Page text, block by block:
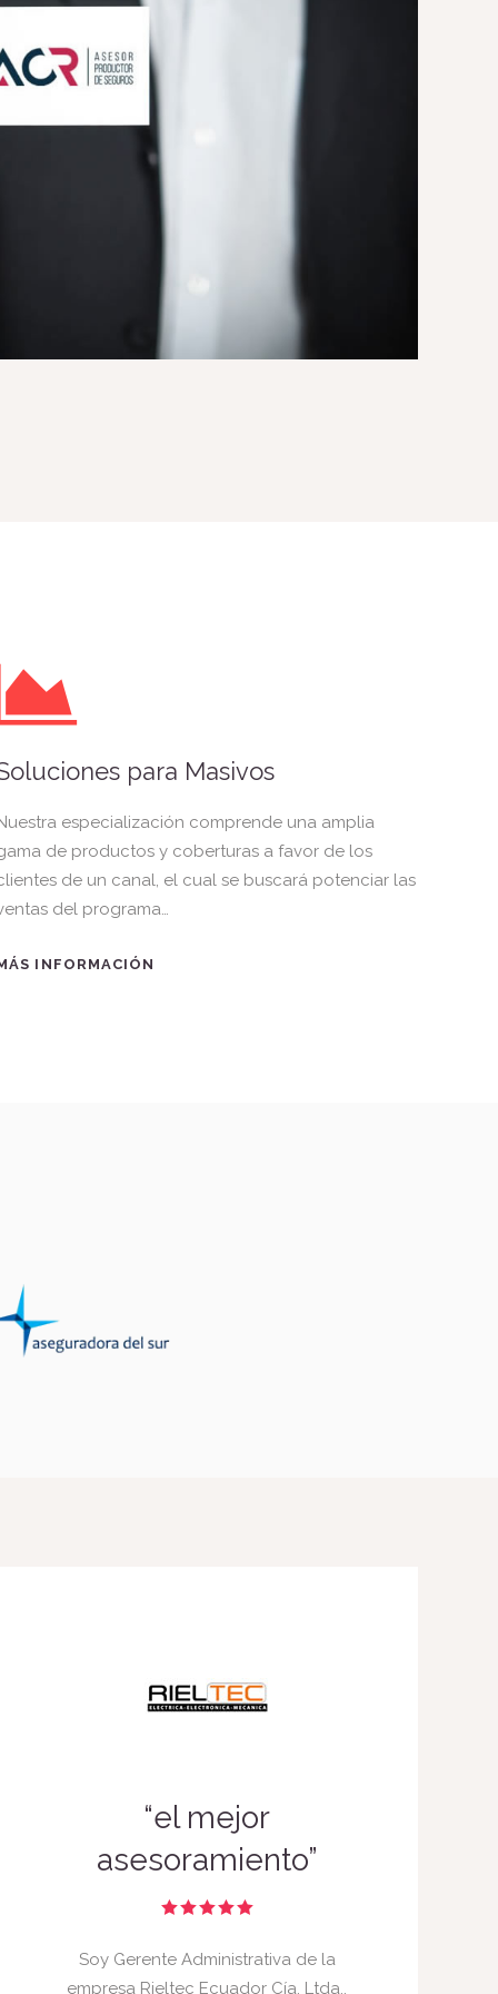
para Masivos
especialización comprende una amplia
de productos y coberturas a favor de los
de un canal, el cual se buscará potenciar las
del programa…
INFORMACIÓN
“el mejor
asesoramiento”
Soy Gerente Administrativa de la
empresa Rieltec Ecuador Cía. Ltda.,